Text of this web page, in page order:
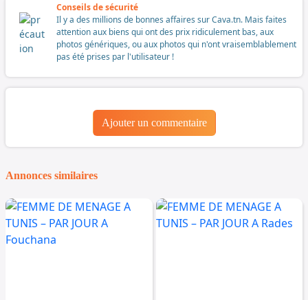
Conseils de sécurité
Il y a des millions de bonnes affaires sur Cava.tn. Mais faites
attention aux biens qui ont des prix ridiculement bas, aux
photos génériques, ou aux photos qui n'ont vraisemblablement
pas été prises par l'utilisateur !
Ajouter un commentaire
Annonces similaires